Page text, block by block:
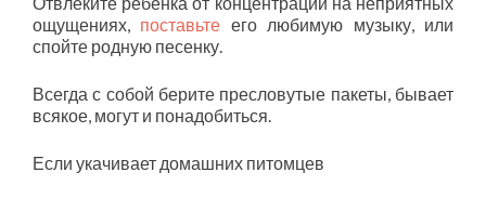
ощущениях, поставьте его любимую музыку, или
спойте родную песенку.
Всегда с собой берите пресловутые пакеты, бывает
всякое, могут и понадобиться.
Если укачивает домашних питомцев